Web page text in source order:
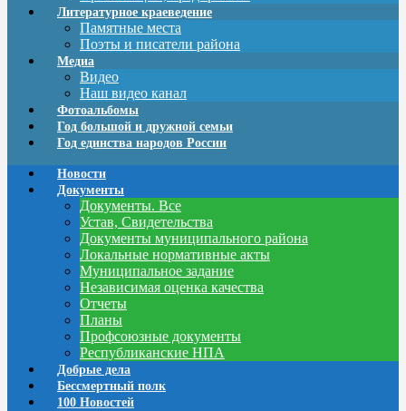
Литературное краеведение
Памятные места
Поэты и писатели района
Медиа
Видео
Наш видео канал
Фотоальбомы
Год большой и дружной семьи
Год единства народов России
Новости
Документы
Документы. Все
Устав, Свидетельства
Документы муниципального района
Локальные нормативные акты
Муниципальное задание
Независимая оценка качества
Отчеты
Планы
Профсоюзные документы
Республиканские НПА
Добрые дела
Бессмертный полк
100 Новостей